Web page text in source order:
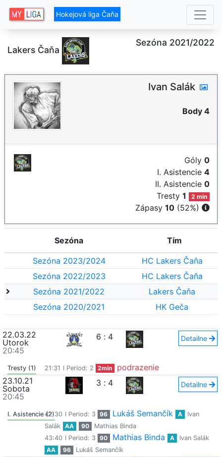
Hokejová liga Čaňa
Lakers Čaňa
Sezóna 2021/2022
Ivan Salák
Body 4
Góly 0
I. Asistencie 4
II. Asistencie 0
Tresty1 2 min
Zápasy 10 (52%)
Sezóna Tím
Sezóna 2023/2024
HC Lakers Čaňa
Sezóna 2022/2023
HC Lakers Čaňa
Sezóna 2021/2022
Lakers Čaňa
Sezóna 2020/2021
HK Geča
22.03.22
Utorok
20:45
6 : 4 Detailne
Tresty (1) 21:31 I Period: 2 2min
podrazenie
23.10.21
Sobota
20:45
3 : 4 Detailne
I. Asistencie (2)42:30 I Period: 3 96 Lukáš Semančík A
Ivan
Salák
AA 90
Mathias Binda
43:40 I Period: 3 90 Mathias Binda A
Ivan Salák
AA
96 Lukáš Semančík